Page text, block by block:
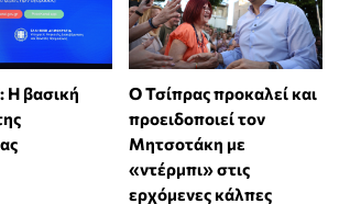
Η βασική
Ο Τσίπρας προκαλεί και
προειδοποιεί τον
Μητσοτάκη με
«ντέρμπι» στις
ερχόμενες κάλπες